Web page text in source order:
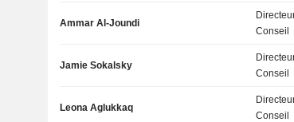
Ammar Al-Joundi
Conseil
Jamie Sokalsky
Conseil
Leona Aglukkaq
Conseil